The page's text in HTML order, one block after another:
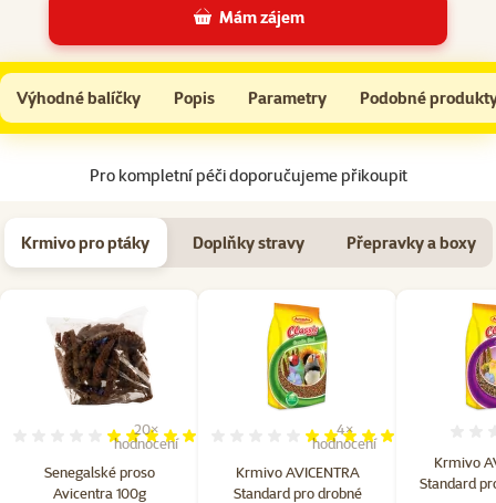
Mám zájem
Chůvička japonská - Lonchura domestica
Výhodné balíčky Popis Parametry Podobné
Na začátek stránky
Pro kompletní péči doporučujeme přikoupit
Krmivo pro ptáky Doplňky stravy Přepravky a boxy
Senegalské proso
Avicentra 100g
Hodnocení 98%, počet hodnocení: 20
20×
hodnocení
Krmivo AVICENTRA
Standard pro drobné
Hodnocení 100%, počet
4×
hodnocení
Krmivo
Standard